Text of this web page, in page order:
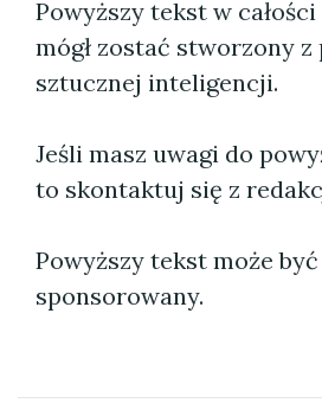
Powyższy tekst w
mógł zostać stworzony z
sztucznej inteligencji.
Jeśli masz uwagi do
to skontaktuj się z
Powyższy tekst może
sponsorowany.